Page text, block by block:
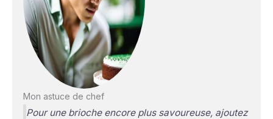
Mon astuce de chef
Pour une brioche encore plus savoureuse, ajoutez